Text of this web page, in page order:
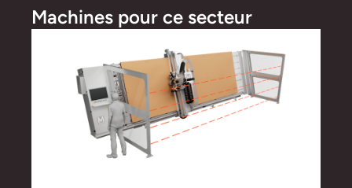
Machines pour ce secteur